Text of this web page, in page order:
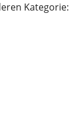
Kategorie: